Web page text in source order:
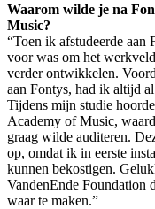
Waarom wilde je na
Music?
“Toen ik afstudeerde
voor was om het
verder ontwikkelen.
aan Fontys, had ik altijd
Tijdens mijn studie
Academy of Music,
graag wilde auditeren.
op, omdat ik in eerste
kunnen bekostigen.
VandenEnde Foundation
waar te maken.”